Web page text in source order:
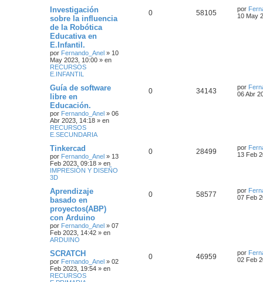
Investigación
sobre la influencia
de la Robótica
Educativa en
E.Infantil.
por Fernando_Anel » 10
May 2023, 10:00 » en
RECURSOS
E.INFANTIL
0 58105 por
10 May
Guía de software
libre en
Educación.
por Fernando_Anel » 06
Abr 2023, 14:18 » en
RECURSOS
E.SECUNDARIA
0 34143 por
06 Abr
Tinkercad
por Fernando_Anel » 13
Feb 2023, 09:18 » en
IMPRESIÓN Y DISEÑO
3D
0 28499 por
13 Feb
Aprendizaje
basado en
proyectos(ABP)
con Arduino
por Fernando_Anel » 07
Feb 2023, 14:42 » en
ARDUINO
0 58577 por
07 Feb
SCRATCH
por Fernando_Anel » 02
Feb 2023, 19:54 » en
RECURSOS
0 46959 por
02 Feb